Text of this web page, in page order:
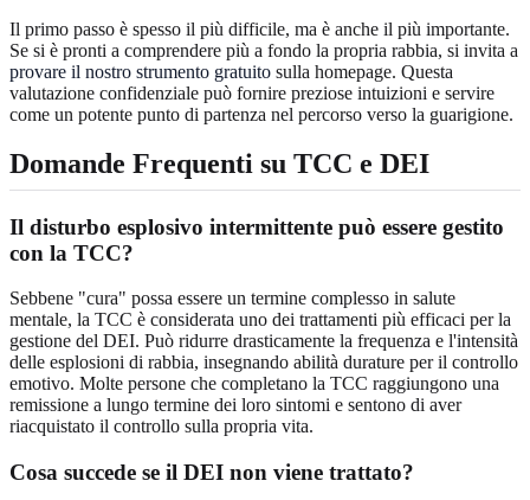
Il primo passo è spesso il più difficile, ma è anche il più importante.
Se si è pronti a comprendere più a fondo la propria rabbia, si invita a
provare il nostro strumento gratuito sulla homepage. Questa
valutazione confidenziale può fornire preziose intuizioni e servire
come un potente punto di partenza nel percorso verso la guarigione.
Domande Frequenti su TCC e DEI
Il disturbo esplosivo intermittente può essere gestito
con la TCC?
Sebbene "cura" possa essere un termine complesso in salute
mentale, la TCC è considerata uno dei trattamenti più efficaci per la
gestione del DEI. Può ridurre drasticamente la frequenza e l'intensità
delle esplosioni di rabbia, insegnando abilità durature per il controllo
emotivo. Molte persone che completano la TCC raggiungono una
remissione a lungo termine dei loro sintomi e sentono di aver
riacquistato il controllo sulla propria vita.
Cosa succede se il DEI non viene trattato?